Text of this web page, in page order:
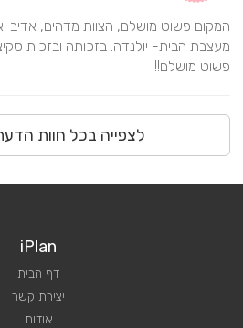
פשוט מושלם!!!
לצפייה בכל חוות
iPlan
דף הבית
יצירת קשר
אודות